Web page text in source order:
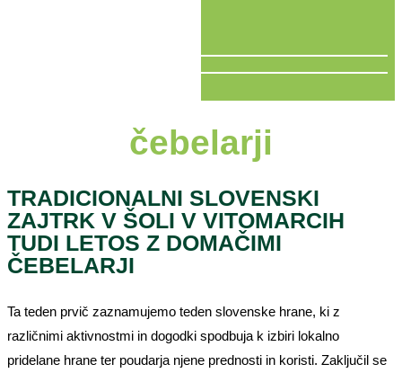
čebelarji
TRADICIONALNI SLOVENSKI
ZAJTRK V ŠOLI V VITOMARCIH
TUDI LETOS Z DOMAČIMI
ČEBELARJI
Ta teden prvič zaznamujemo teden slovenske hrane, ki z
različnimi aktivnostmi in dogodki spodbuja k izbiri lokalno
pridelane hrane ter poudarja njene prednosti in koristi. Zaključil se